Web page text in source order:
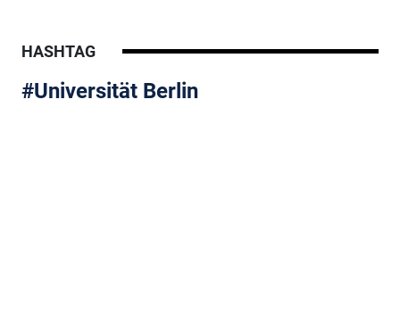
HASHTAG
#Universität Berlin